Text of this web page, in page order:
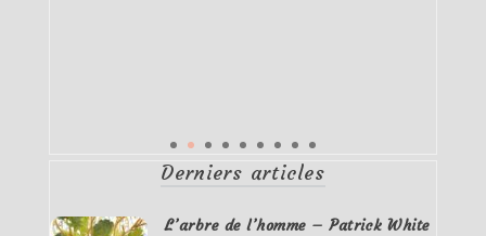
Derniers articles
L’arbre de l’homme – Patrick White